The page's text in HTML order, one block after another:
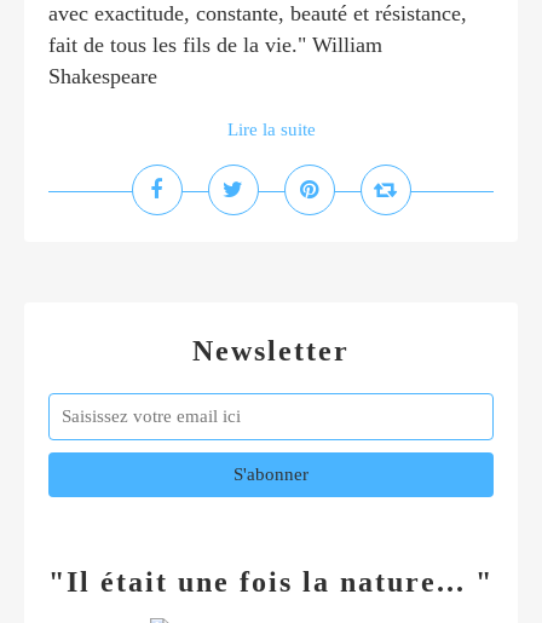
avec exactitude, constante, beauté et résistance,
fait de tous les fils de la vie." William
Shakespeare
Lire la suite
Newsletter
"Il était une fois la nature... "